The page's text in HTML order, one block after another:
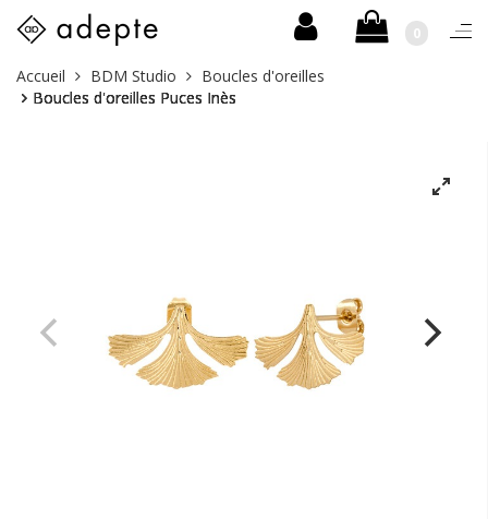
Skip
0
Vous
êtes
Accueil BDM Studio
Boucles d'oreilles
Boucles d'oreilles Puces Inès